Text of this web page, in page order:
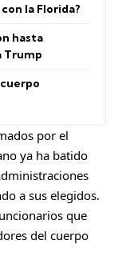
la Florida?
hasta
Trump
por el
ya ha batido
a sus elegidos.
que
del cuerpo